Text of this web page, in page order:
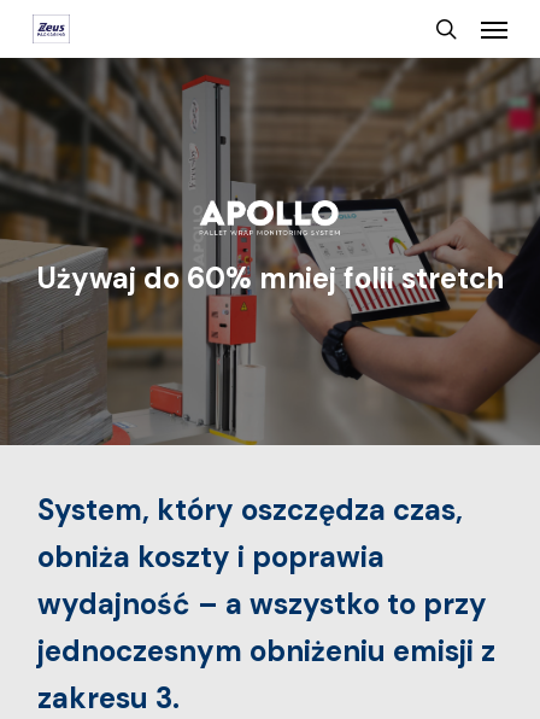
Skip
to
main
content
search
Menu
Używaj do 60% mniej folii stretch
System, który oszczędza czas,
obniża koszty i poprawia
wydajność – a wszystko to przy
jednoczesnym obniżeniu emisji z
zakresu 3.